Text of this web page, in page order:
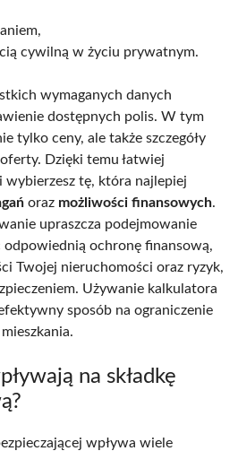
cywilną w życiu prywatnym.
wymaganych danych
dostępnych polis. W tym
tylko ceny, ale także szczegóły
Dzięki temu łatwiej
wybierzesz tę, która najlepiej
oraz możliwości finansowych.
upraszcza podejmowanie
odpowiednią ochronę finansową,
Twojej nieruchomości oraz ryzyk,
Używanie kalkulatora
sposób na ograniczenie
na składkę
wpływa wiele